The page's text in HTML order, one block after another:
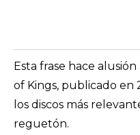
Esta frase hace
of Kings, publicado en
los discos más
reguetón.